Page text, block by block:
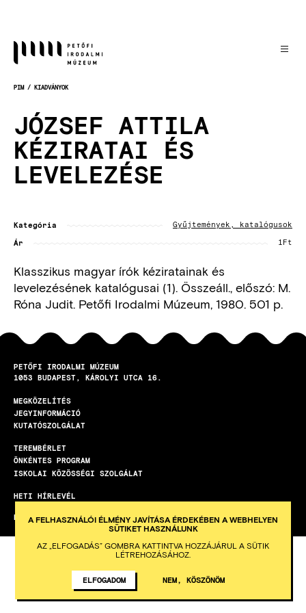
PIM KIADVÁNYOK
JÓZSEF ATTILA
KÉZIRATAI ÉS
LEVELEZÉSE
Kategória Gyűjtemények, katalógusok
Ár 1Ft
Klasszikus magyar írók kéziratainak és
levelezésének katalógusai (1). Összeáll., előszó: M.
Róna Judit. Petőfi Irodalmi Múzeum, 1980. 501 p.
PETŐFI IRODALMI MÚZEUM
1053
BUDAPEST KÁROLYI UTCA 16.
LÁBLÉC
MEGKÖZELÍTÉS
JEGYINFORMÁCIÓ
KUTATÓSZOLGÁLAT
TEREMBÉRLET
ÖNKÉNTES PROGRAM
ISKOLAI KÖZÖSSÉGI SZOLGÁLAT
HETI HÍRLEVÉL
KÉSZÍTETTE AZ INTEGRAL VISION
A FELHASZNÁLÓI ÉLMÉNY JAVÍTÁSA ÉRDEKÉBEN A WEBHELYEN
SÜTIKET HASZNÁLUNK
AZ „ELFOGADÁS” GOMBRA KATTINTVA HOZZÁJÁRUL A SÜTIK
LÉTREHOZÁSÁHOZ.
ELFOGADOM NEM, KÖSZÖNÖM